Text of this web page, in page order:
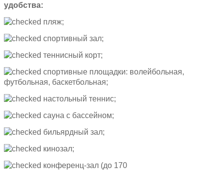
удобства:
пляж;
спортивный зал;
теннисный корт;
спортивные площадки: волейбольная,
футбольная, баскетбольная;
настольный теннис;
сауна с бассейном;
бильярдный зал;
кинозал;
конференц-зал (до 170